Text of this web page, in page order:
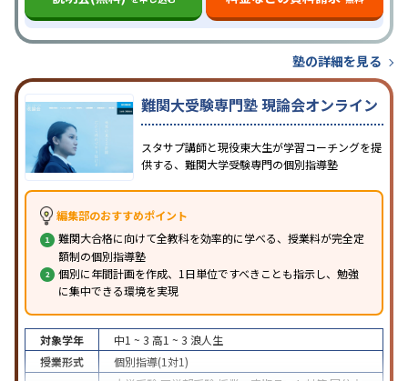
塾の詳細を見る
難関大受験専門塾 現論会オンライン
スタサプ講師と現役東大生が学習コーチングを提
供する、難関大学受験専門の個別指導塾
編集部のおすすめポイント
難関大合格に向けて全教科を効率的に学べる、授業料が完全定
額制の個別指導塾
個別に年間計画を作成、1日単位ですべきことも指示し、勉強
に集中できる環境を実現
対象学年 中1 ~ 3 高1 ~ 3 浪人生
授業形式
個別指導(1対1)